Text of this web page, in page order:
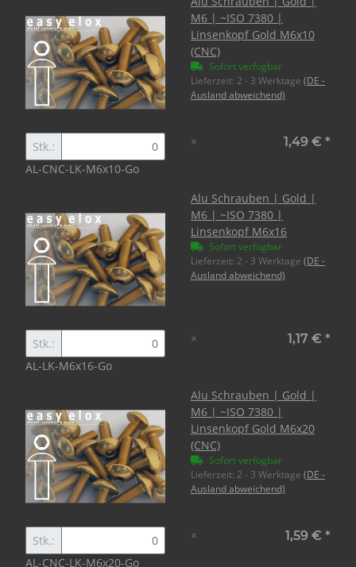
M6 | ~ISO 7380 |
Linsenkopf Gold M6x10
(CNC)
Sofort verfügbar
Lieferzeit: 2 - 3 Werktage (DE -
Ausland abweichend)
Stk.:
AL-CNC-LK-M6x10-Go
× 1,49 € *
Alu Schrauben | Gold |
M6 | ~ISO 7380 |
Linsenkopf M6x16
Sofort verfügbar
Lieferzeit: 2 - 3 Werktage (DE -
Ausland abweichend)
Stk.:
AL-LK-M6x16-Go
× 1,17 € *
Alu Schrauben | Gold |
M6 | ~ISO 7380 |
Linsenkopf Gold M6x20
(CNC)
Sofort verfügbar
Lieferzeit: 2 - 3 Werktage (DE -
Ausland abweichend)
Stk.:
AL-CNC-LK-M6x20-Go
× 1,59 € *